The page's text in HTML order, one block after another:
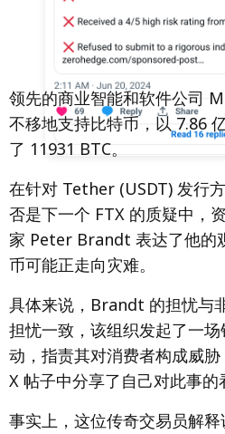
领先的商业智能和软件公司
不移地支持比特币，以 7.86
了 11931 BTC。
在针对 Tether (USDT) 发行
否是下一个 FTX 的质疑中，
家 Peter Brandt 表达了他的
币可能正走向灾难。
具体来说，Brandt 的担忧与
担忧一致，该组织发起了一
动，指责其对消费者构成威
X 帖子中分享了自己对此事的
事实上，这位传奇交易员解释